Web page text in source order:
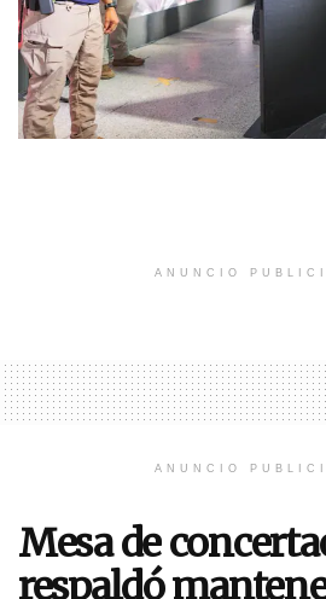
ANUNCIO
ANUNCIO
Mesa de
respaldó